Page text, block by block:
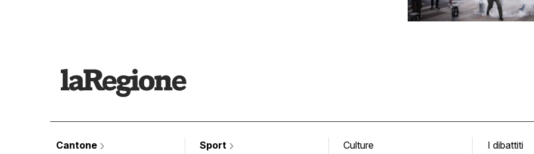
Cantone
Sport
Culture
I dibattiti